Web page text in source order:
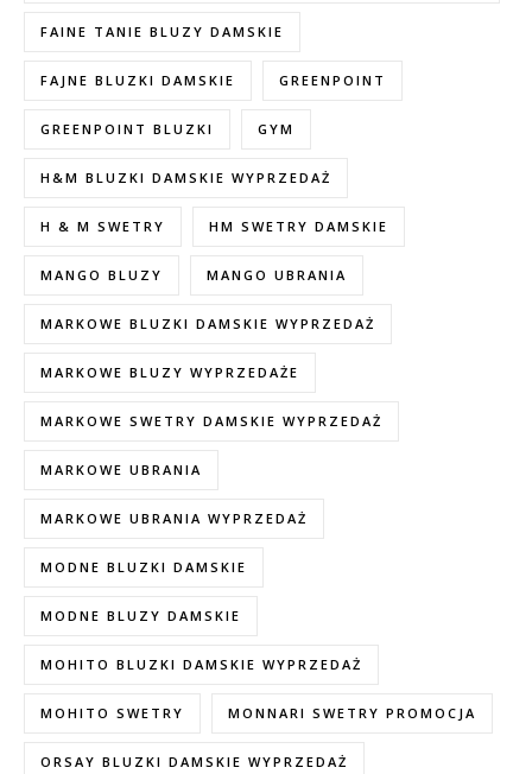
FAINE TANIE BLUZY DAMSKIE
FAJNE BLUZKI DAMSKIE GREENPOINT
GREENPOINT BLUZKI GYM
H&M BLUZKI DAMSKIE WYPRZEDAŻ
H & M SWETRY HM SWETRY DAMSKIE
MANGO BLUZY MANGO UBRANIA
MARKOWE BLUZKI DAMSKIE WYPRZEDAŻ
MARKOWE BLUZY WYPRZEDAŻE
MARKOWE SWETRY DAMSKIE WYPRZEDAŻ
MARKOWE UBRANIA
MARKOWE UBRANIA WYPRZEDAŻ
MODNE BLUZKI DAMSKIE
MODNE BLUZY DAMSKIE
MOHITO BLUZKI DAMSKIE WYPRZEDAŻ
MOHITO SWETRY MONNARI SWETRY PROMOCJA
ORSAY BLUZKI DAMSKIE WYPRZEDAŻ